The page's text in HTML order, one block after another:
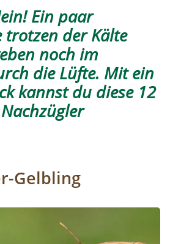
Ein paar
trotzen der Kälte
noch im
die Lüfte. Mit ein
kannst du diese 12
Gelbling